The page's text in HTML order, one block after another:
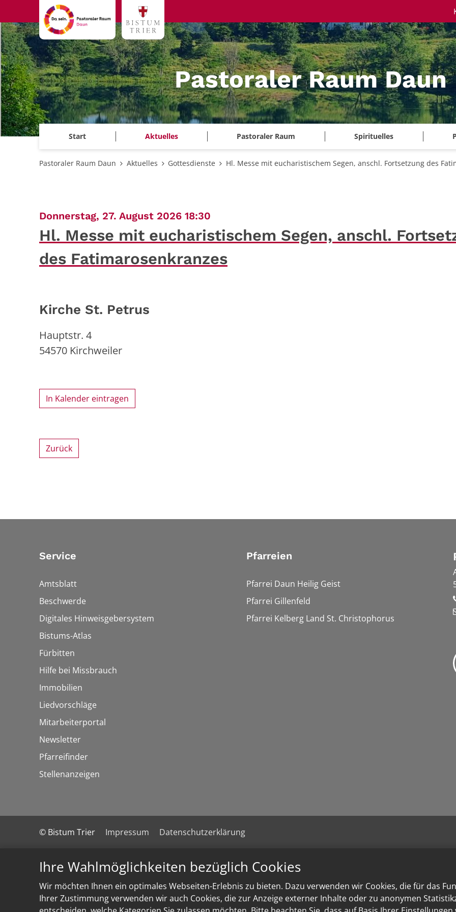
Ihre Wahlmöglichkeiten bezüglich Cookies
Wir möchten Ihnen ein optimales Webseiten-Erlebnis zu bieten. Dazu verwenden wir Cookies, die für das
Ihrer Zustimmung verwenden wir auch Cookies, die zur Anzeige externer Inhalte oder zu anonymen
Zum Inhalt springen
Pastoraler Raum Daun
Start Aktuelles Pastoraler Raum Spirituelles
Pastoraler Raum Daun Aktuelles Gottesdienste Hl. Messe mit eucharistischem Segen, anschl. Fortsetzung des
Donnerstag, 27. August 2026 18:30
Hl. Messe mit eucharistischem Segen, anschl.
des Fatimarosenkranzes
Kirche St. Petrus
Hauptstr. 4
54570 Kirchweiler
In Kalender eintragen
Zurück
Service
Amtsblatt
Beschwerde
Digitales Hinweisgebersystem
Bistums-Atlas
Fürbitten
Hilfe bei Missbrauch
Immobilien
Liedvorschläge
Mitarbeiterportal
Newsletter
Pfarreifinder
Stellenanzeigen
Pfarreien
Pfarrei Daun Heilig Geist
Pfarrei Gillenfeld
Pfarrei Kelberg Land St. Christophorus
© Bistum Trier Impressum Datenschutzerklärung